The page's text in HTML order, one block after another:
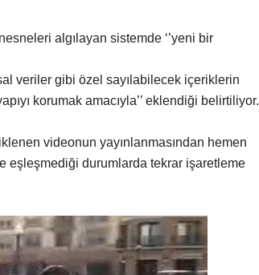
algılayan sistemde ‘’yeni bir
veriler gibi özel sayılabilecek içeriklerin
korumak amacıyla’’ eklendiği belirtiliyor.
videonun yayınlanmasından hemen
eşleşmediği durumlarda tekrar işaretleme